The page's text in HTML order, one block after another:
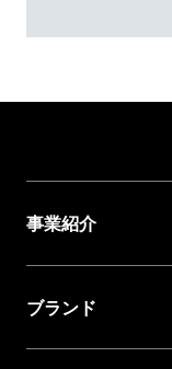
事業紹介
ブランド